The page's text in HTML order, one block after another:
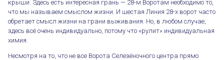
крыши. Здесь есть интересная грань — 28-м Воротам необходимо то,
что мы называем смыслом жизни. И шестая Линия 28-х ворот часто
обретает смысл жизни на грани выживания. Но, в любом случае,
здесь всё очень индивидуально, потому что «рулит» индивидуальная
химия.
Несмотря на то, что не все Ворота Селезёночного центра прямо